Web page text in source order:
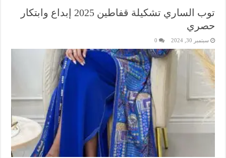
توب الساري تشكيلة قفاطين 2025 إبداع وابتكار
حصري
سبتمبر 30, 2024 0